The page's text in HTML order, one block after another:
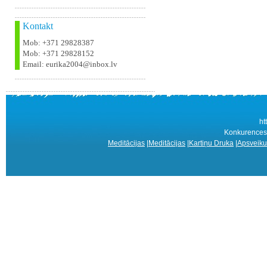
Kontakt
Mob: +371 29828387
Mob: +371 29828152
Email: eurika2004@inbox.lv
Meditācijas Meditācijas Kartiņu Druka